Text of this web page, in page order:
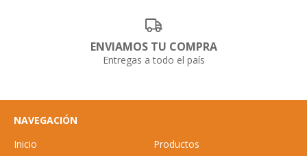
ENVIAMOS TU COMPRA
Entregas a todo el país
NAVEGACIÓN
Inicio
Productos